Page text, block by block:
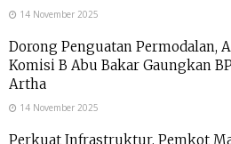
14 November 2025
Dorong Penguatan Permodalan,
Komisi B Abu Bakar Gaungkan
Artha
14 November 2025
Perkuat Infrastruktur, Pemkot